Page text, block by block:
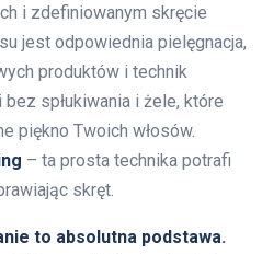
i zdefiniowanym skręcie
jest odpowiednia pielęgnacja,
produktów i technik
spłukiwania i żele, które
piękno Twoich włosów.
– ta prosta technika potrafi
skręt.
to absolutna podstawa.